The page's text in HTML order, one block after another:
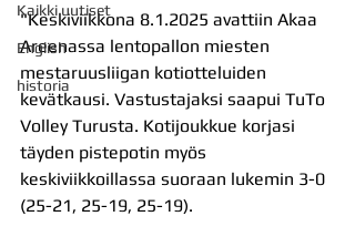
Kaikki uutiset
English
historia
"Keskiviikkona 8.1.2025 avattiin Akaa
Areenassa lentopallon miesten
mestaruusliigan kotiotteluiden
kevätkausi. Vastustajaksi saapui TuTo
Volley Turusta. Kotijoukkue korjasi
täyden pistepotin myös
keskiviikkoillassa suoraan lukemin 3-0
(25-21, 25-19, 25-19).